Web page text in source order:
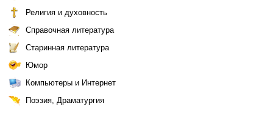
Религия и духовность
Справочная литература
Старинная литература
Юмор
Компьютеры и Интернет
Поэзия, Драматургия